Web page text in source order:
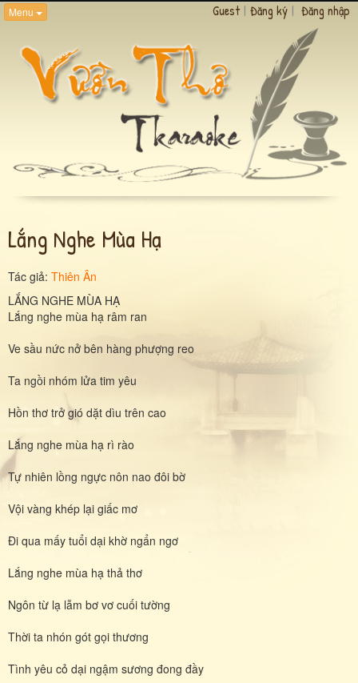
Menu Guest | Đăng ký | Đăng nhập
Lắng Nghe Mùa Hạ
Tác giả: Thiên Ân
LẮNG NGHE MÙA HẠ
Lắng nghe mùa hạ râm ran
Ve sầu nức nở bên hàng phượng reo
Ta ngồi nhóm lửa tim yêu
Hồn thơ trở gió dặt dìu trên cao
Lắng nghe mùa hạ rì rào
Tự nhiên lồng ngực nôn nao đôi bờ
Vội vàng khép lại giấc mơ
Đi qua mấy tuổi dại khờ ngẩn ngơ
Lắng nghe mùa hạ thả thơ
Ngôn từ lạ lẫm bơ vơ cuối tường
Thời ta nhón gót gọi thương
Tình yêu cỏ dại ngậm sương đong đầy